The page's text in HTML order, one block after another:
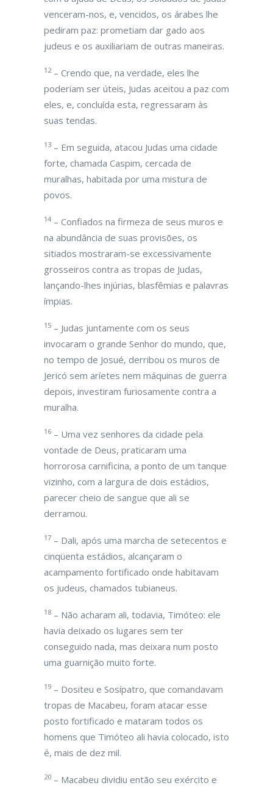
venceram-nos, e, vencidos, os árabes lhe
pediram paz: prometiam dar gado aos
judeus e os auxiliariam de outras maneiras.
12– Crendo que, na verdade, eles lhe
poderiam ser úteis, Judas aceitou a paz com
eles, e, concluída esta, regressaram às
suas tendas.
13 – Em seguida, atacou Judas uma cidade
forte, chamada Caspim, cercada de
muralhas, habitada por uma mistura de
povos.
14 – Confiados na firmeza de seus muros e
na abundância de suas provisões, os
sitiados mostraram-se excessivamente
grosseiros contra as tropas de Judas,
lançando-lhes injúrias, blasfêmias e palavras
ímpias.
15 – Judas juntamente com os seus
invocaram o grande Senhor do mundo, que,
no tempo de Josué, derribou os muros de
Jericó sem aríetes nem máquinas de guerra
depois, investiram furiosamente contra a
muralha.
16 – Uma vez senhores da cidade pela
vontade de Deus, praticaram uma
horrorosa carnificina, a ponto de um tanque
vizinho, com a largura de dois estádios,
parecer cheio de sangue que ali se
derramou.
17 – Dali, após uma marcha de setecentos e
cinqüenta estádios, alcançaram o
acampamento fortificado onde habitavam
os judeus, chamados tubianeus.
18 – Não acharam ali, todavia, Timóteo: ele
havia deixado os lugares sem ter
conseguido nada, mas deixara num posto
uma guarnição muito forte.
19 – Dositeu e Sosípatro, que comandavam
tropas de Macabeu, foram atacar esse
posto fortificado e mataram todos os
homens que Timóteo ali havia colocado, isto
é, mais de dez mil.
20 – Macabeu dividiu então seu exército e